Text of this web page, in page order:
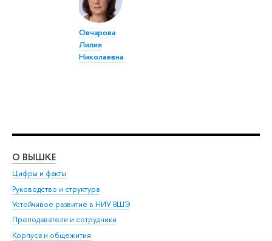
Овчарова
Лилия
Николаевна
О ВЫШКЕ
Цифры и факты
Руководство и структура
Устойчивое развитие в НИУ ВШЭ
Преподаватели и сотрудники
Корпуса и общежития